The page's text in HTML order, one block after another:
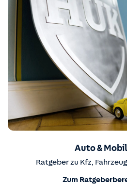
Auto &
Ratgeber zu Kfz,
Zum